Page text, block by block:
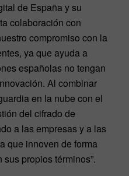
de España y su
colaboración con
compromiso con la
ya que ayuda a
españolas no tengan
Al combinar
en la nube con el
del cifrado de
a las empresas y a las
que innoven de forma
propios términos”.